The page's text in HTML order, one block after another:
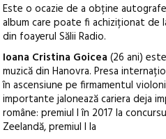
Este o ocazie de a obține
album care poate fi achiziționat de
din foayerul Sălii Radio.
Ioana Cristina Goicea (26 ani)
muzică din Hanovra. Presa
în ascensiune pe firmamentul
importante jalonează cariera deja
române: premiul I în 2017 la
Zeelandă, premiul I la